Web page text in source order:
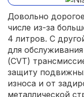
Довольно
числе из-за
4 литров. С
для
(CVT)
защиту
износа и от
металлической